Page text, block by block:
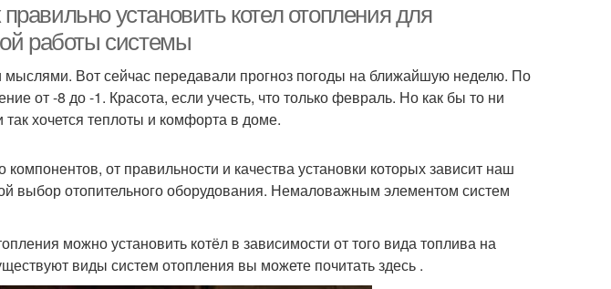
правильно установить котел отопления для
работы системы
мыслями. Вот сейчас передавали прогноз погоды на ближайшую неделю. По
от -8 до -1. Красота, если учесть, что только февраль. Но как бы то ни
хочется теплоты и комфорта в доме.
от правильности и качества установки которых зависит наш
выбор отопительного оборудования. Немаловажным элементом систем
можно установить котёл в зависимости от того вида топлива на
виды систем отопления вы можете почитать здесь .